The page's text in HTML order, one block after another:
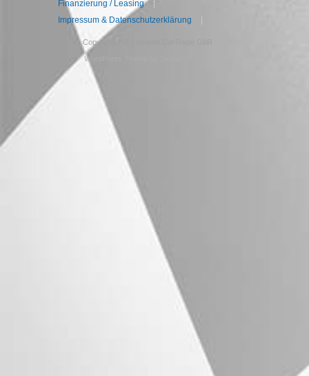
Finanzierung / Leasing
Impressum & Datenschutzerklärung
Copyright 2017 Xtreme CarTrade GbR
WordPress Theme by